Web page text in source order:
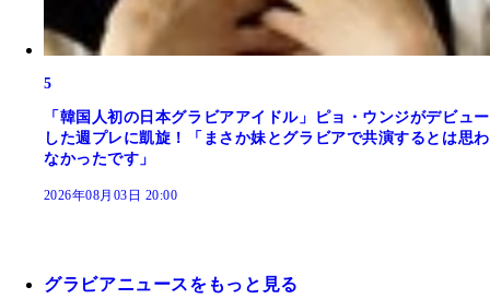
5
「韓国人初の日本グラビアアイドル」ピョ・ウンジがデビュー
した週プレに凱旋！「まさか妹とグラビアで共演するとは思わ
なかったです」
2026年08月03日 20:00
グラビアニュースをもっと見る